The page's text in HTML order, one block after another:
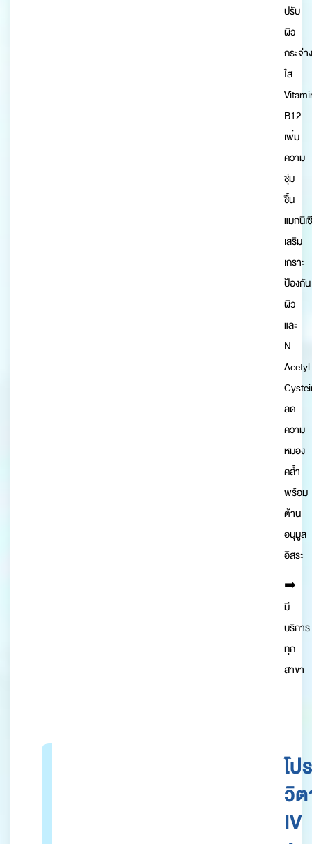
ปรับ
ผิว
กระจ่าง
ใส
B12
เพิ่ม
ความ
ชุ่ม
ชื้น
แมกนีเ
เสริม
เกราะ
ป้องกัน
ผิว
และ
N-
Acetyl
ลด
ความ
หมอง
คล้ำ
พร้อม
ต้าน
อนุมูล
อิสระ
➡︎
มี
บริการ
ทุก
สาขา
โป
วิ
IV